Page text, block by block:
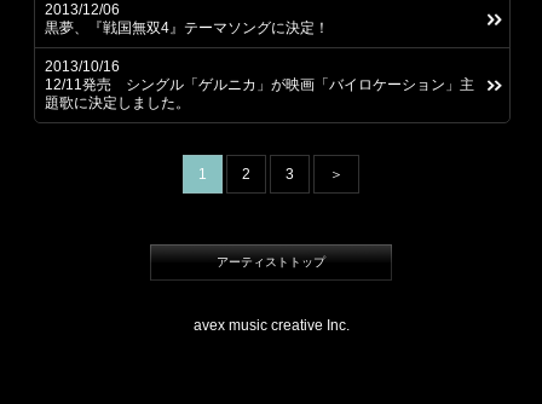
2013/12/06
黒夢、『戦国無双4』テーマソングに決定！
2013/10/16
12/11発売 シングル「ゲルニカ」が映画「バイロケーション」主
題歌に決定しました。
1 2 3 ＞
アーティストトップ
avex music creative Inc.